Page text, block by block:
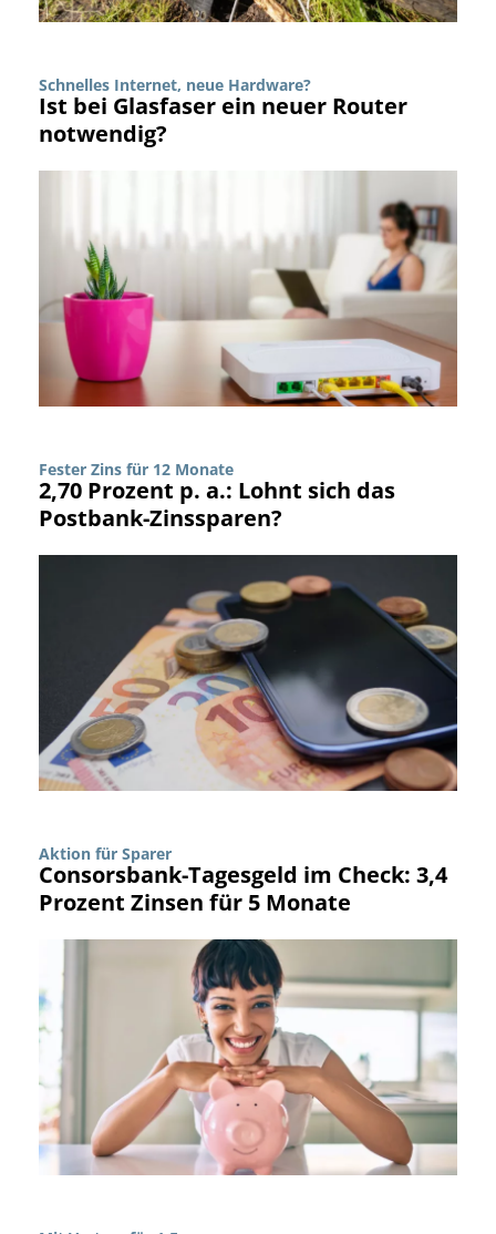
Schnelles Internet, neue Hardware?
Ist bei Glasfaser ein neuer Router
notwendig?
Fester Zins für 12 Monate
2,70 Prozent p. a.: Lohnt sich das
Postbank-Zinssparen?
Aktion für Sparer
Consorsbank-Tagesgeld im Check: 3,4
Prozent Zinsen für 5 Monate